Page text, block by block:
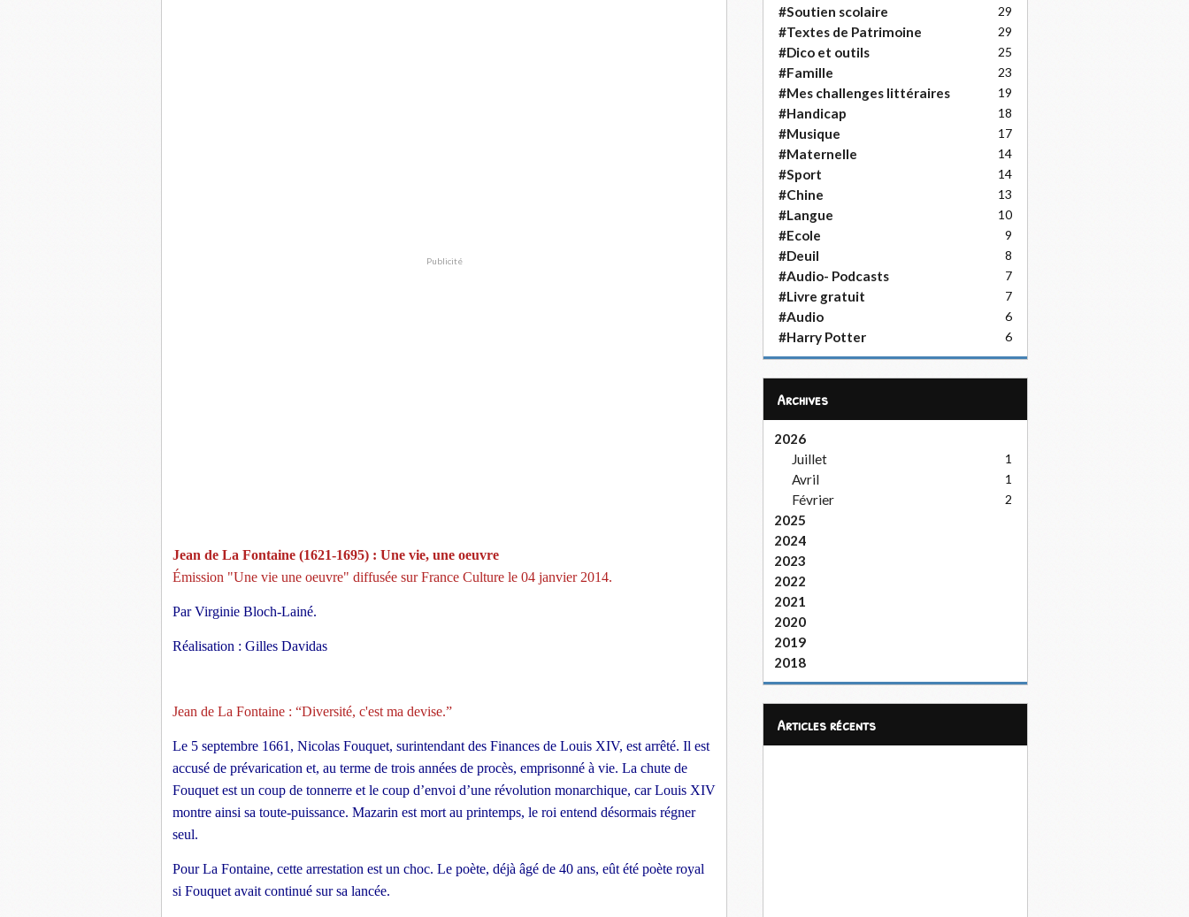
Publicité
Jean de La Fontaine (1621-1695) : Une vie, une oeuvre
Émission "Une vie une oeuvre" diffusée sur France Culture le 04 janvier 2014.
Par Virginie Bloch-Lainé.
Réalisation : Gilles Davidas
Jean de La Fontaine : “Diversité, c'est ma devise.”
Le 5 septembre 1661, Nicolas Fouquet, surintendant des Finances de Louis XIV, est arrêté. Il est
accusé de prévarication et, au terme de trois années de procès, emprisonné à vie. La chute de
Fouquet est un coup de tonnerre et le coup d’envoi d’une révolution monarchique, car Louis XIV
montre ainsi sa toute-puissance. Mazarin est mort au printemps, le roi entend désormais régner
seul.
Pour La Fontaine, cette arrestation est un choc. Le poète, déjà âgé de 40 ans, eût été poète royal
si Fouquet avait continué sur sa lancée.
#Soutien scolaire 29
#Textes de Patrimoine 29
#Dico et outils 25
#Famille 23
#Mes challenges littéraires 19
#Handicap 18
#Musique 17
#Maternelle 14
#Sport 14
#Chine 13
#Langue 10
#Ecole 9
#Deuil 8
#Audio- Podcasts 7
#Livre gratuit 7
#Audio 6
#Harry Potter 6
Archives
2026
Juillet
1
Avril 1
Février 2
2025
2024
2023
2022
2021
2020
2019
2018
articles récents